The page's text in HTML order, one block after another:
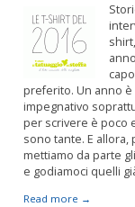
preferito. Un anno è
impegnativo
per scrivere è poco
sono tante. E allora,
mettiamo da parte
e godiamoci quelli
Read more →